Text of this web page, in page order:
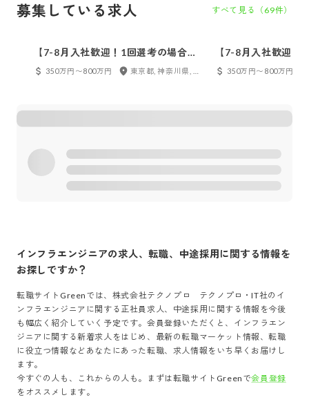
募集している求人 すべて見る（ 69件）
【7-8月入社歓迎！1回選考の場合あ
り】＜東京勤務＞アプリケーション
350万円〜800万円
【7-8月入社歓迎！
り】＜東京勤務＞
350万円〜800万円
インフラエンジニアの求人、転職、中途採用に関する情報を
お探しですか？
転職サイトGreenでは、 株式会社テクノプロ テクノプロ・IT社の イ
ンフラエンジニア に関する正社員求人、中途採用に関する情報を今後
も幅広く紹介していく予定です。会員登録いただくと、 インフラエン
ジニア に関する新着求人をはじめ、最新の転職マーケット情報、転職
に役立つ情報などあなたにあった転職、求人情報をいち早くお届けし
ます。
今すぐの人も、これからの人も。まずは転職サイトGreenで会員登録
をオススメします。